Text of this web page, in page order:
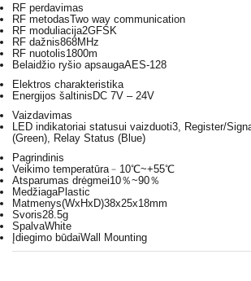
RF perdavimas
RF metodasTwo way communication
RF moduliacija2GFSK
RF dažnis868MHz
RF nuotolis1800m
Belaidžio ryšio apsaugaAES-128
Elektros charakteristika
Energijos šaltinisDC 7V – 24V
Vaizdavimas
LED indikatoriai statusui vaizduoti3, Register/
(Green), Relay Status (Blue)
Pagrindinis
Veikimo temperatūra ﹣10℃~+55℃
Atsparumas drėgmei10％~90％
MedžiagaPlastic
Matmenys(WxHxD)38x25x18mm
Svoris28.5g
SpalvaWhite
Įdiegimo būdaiWall Mounting